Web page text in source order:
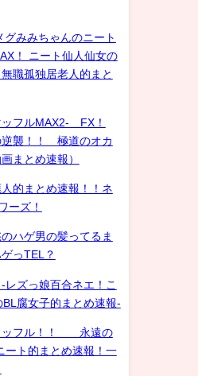
みみちゃんのニート
！ ニート仙人仙女の
職孤独居老人的まと
フルMAX2- FX！
逆襲！！ 極道のオカ
まとめ速報）
的まとめ速報！！ネ
ーズ！
ハゲ男の髪ってるま
っTEL？
レズっ娘百合ネエ！こ
腐女子的まとめ速報-
ッフル！！ 永遠の
ト的まとめ速報！一